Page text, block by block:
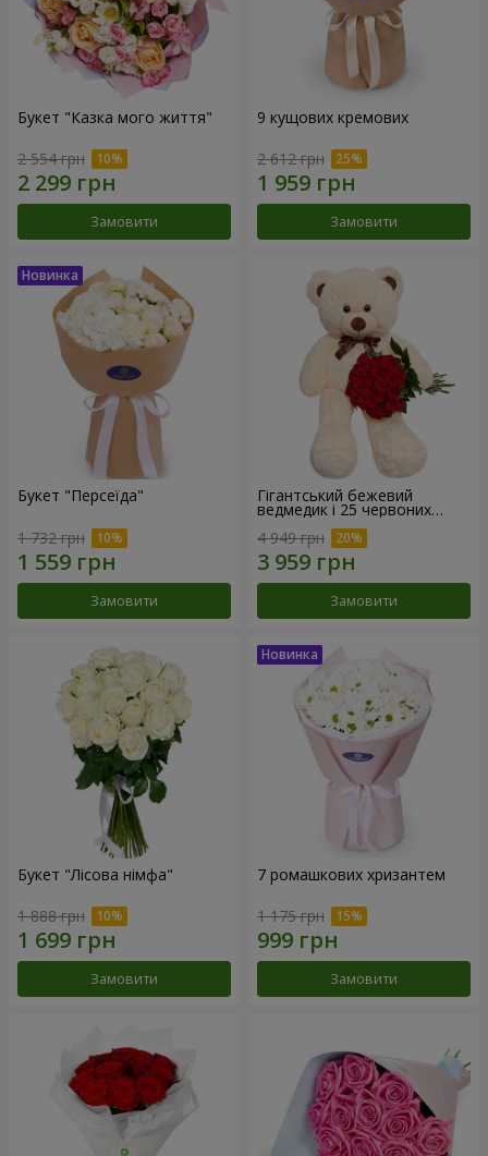
Букет "Казка мого життя"
2 554 грн
Замовити
9 кущових кремових
2 612 грн
Замовити
Букет "Персеїда"
1 732 грн
Замовити
Гігантський бежевий
ведмедик і 25 червоних
троянд
4 949 грн
Замовити
Букет "Лісова німфа"
1 888 грн
Замовити
7 ромашкових хризантем
1 175 грн
Замовити